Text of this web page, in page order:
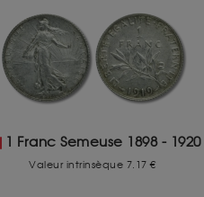
1 Franc Semeuse 1898 - 1920
Valeur intrinsèque 7.17 €